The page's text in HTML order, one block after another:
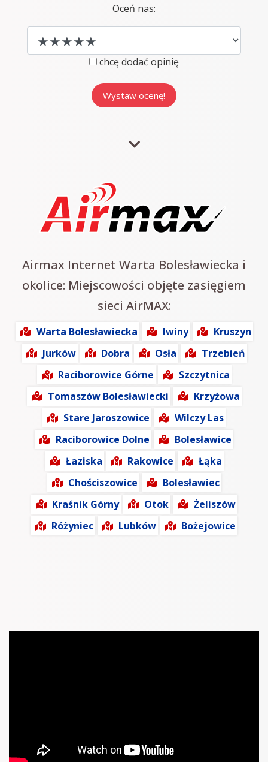
Oceń nas:
chcę dodać opinię
Airmax Internet Warta Bolesławiecka i
okolice: Miejscowości objęte zasięgiem
sieci AirMAX:
Warta Bolesławiecka Iwiny
Kruszyn
Jurków
Dobra Osła
Trzebień
Raciborowice Górne
Szczytnica
Tomaszów Bolesławiecki
Krzyżowa
Stare Jaroszowice
Wilczy Las
Raciborowice Dolne
Bolesławice
Łaziska
Rakowice
Łąka
Chościszowice
Bolesławiec
Kraśnik Górny
Otok
Żeliszów
Różyniec
Lubków Bożejowice